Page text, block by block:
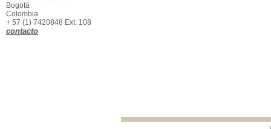
Bogotá
Colombia
+ 57 (1) 7420848 Ext. 108
contacto